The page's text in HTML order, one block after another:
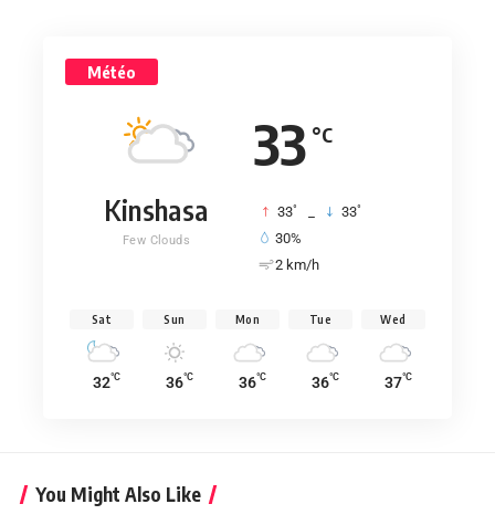
Météo
33 °C
Kinshasa
Few Clouds
33° 33°
30%
2 km/h
Sat
32°C
Sun
36°C
Mon
36°C
Tue
36°C
Wed
37°C
You Might Also Like